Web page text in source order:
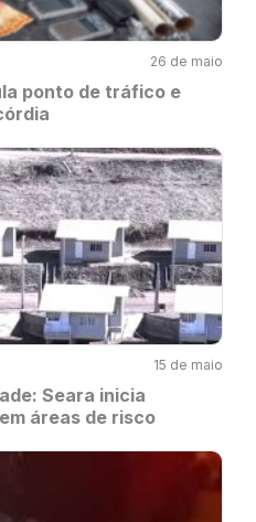
26 de maio
ponto de tráfico e
15 de maio
Seara inicia
áreas de risco